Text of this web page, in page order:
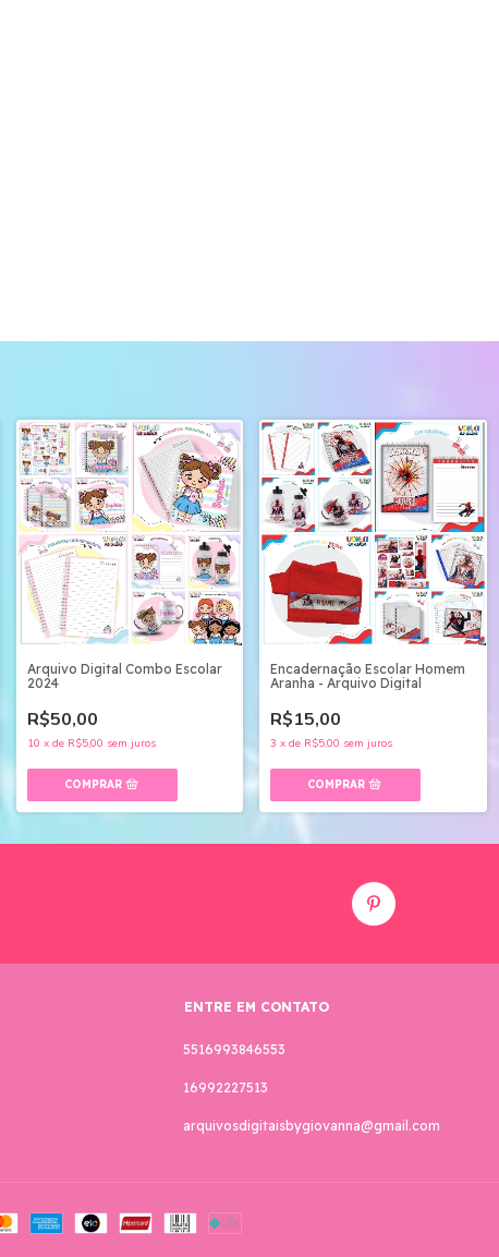
Arquivo Digital Combo Escolar
2024
R$50,00
10 xde R$5,00 sem juros
Encadernação Escolar Homem
Aranha - Arquivo Digital
R$15,00
3 xde R$5,00 sem juros
ENTRE EM CONTATO
5516993846553
16992227513
arquivosdigitaisbygiovanna@gmail.com